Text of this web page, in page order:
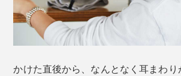
かけた直後から、なんとなく耳まわ